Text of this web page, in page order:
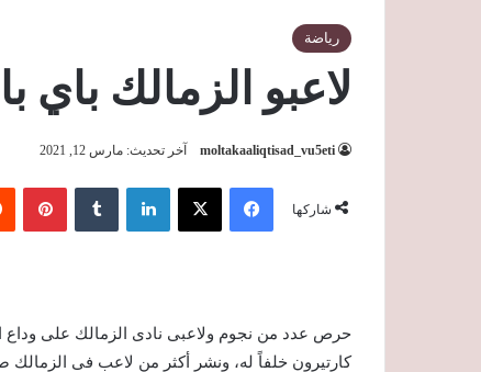
رياضة
لاعبو الزمالك باي
moltakaaliqtisad_vu5eti آخر تحديث: مارس 12, 2021
شاركها
فيسبوك ‫X لينكدإن بينتيريست
حرص عدد من نجوم ولاعبى نادى الزمالك على وداع
كارتيرون خلفاً له، ونشر أكثر من لاعب فى